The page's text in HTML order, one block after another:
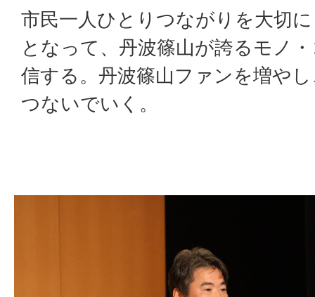
市民一人ひとりつながりを大切
となって、丹波篠山が誇るモノ
信する。丹波篠山ファンを増や
つないでいく。